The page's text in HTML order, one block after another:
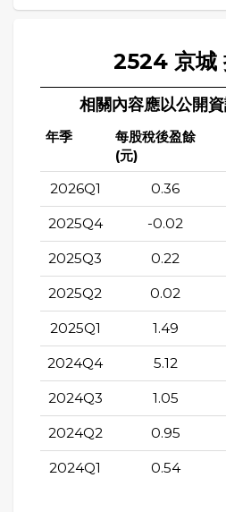
2524 京城
相關內容應以公開
年季
每股稅後盈餘
(元)
2026Q1 0.36
2025Q4 -0.02
2025Q3 0.22
2025Q2 0.02
2025Q1 1.49
2024Q4 5.12
2024Q3 1.05
2024Q2 0.95
2024Q1 0.54